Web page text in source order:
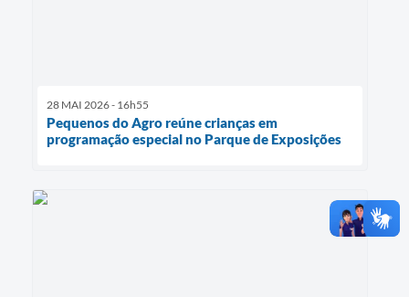
28 MAI 2026 - 16h55
Pequenos do Agro reúne crianças em
programação especial no Parque de Exposições